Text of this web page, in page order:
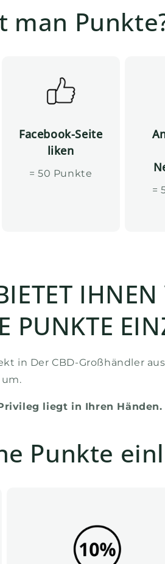
man
Facebook-Seite
liken
= 50 Punkte
=
IHNEN
PUNKTE
in Der CBD-Großhändler
um.
liegt in Ihren Händen.
Punkte